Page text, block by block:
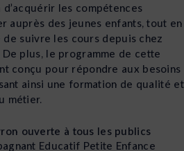
les compétences
auprès des jeunes enfants, tout en
suivre les cours depuis chez
plus, le programme de cette
conçu pour répondre aux besoins
ainsi une formation de qualité et
métier.
ouverte à tous les publics
Educatif Petite Enfance